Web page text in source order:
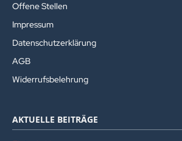
Offene Stellen
Impressum
Datenschutzerklärung
AGB
Widerrufsbelehrung
AKTUELLE BEITRÄGE